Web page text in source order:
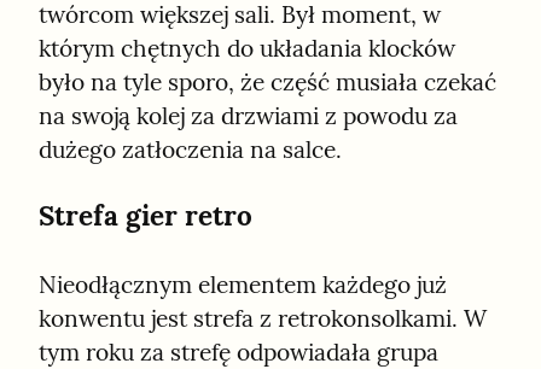
twórcom większej sali. Był moment, w
którym chętnych do układania klocków
było na tyle sporo, że część musiała czekać
na swoją kolej za drzwiami z powodu za
dużego zatłoczenia na salce.
Strefa gier retro
Nieodłącznym elementem każdego już
konwentu jest strefa z retrokonsolkami. W
tym roku za strefę odpowiadała grupa